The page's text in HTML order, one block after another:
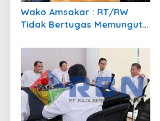
Wako Amsakar : RT/RW
Tidak Bertugas Memungut